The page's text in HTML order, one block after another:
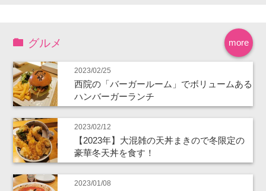
more
グルメ
2023/02/25
西院の「バーガールーム」でボリュームある
ハンバーガーランチ
2023/02/12
【2023年】大混雑の天丼まきので冬限定の
豪華冬天丼を食す！
2023/01/08